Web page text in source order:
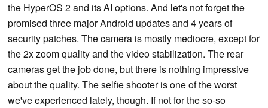
the HyperOS 2 and its AI options. And let's not forget the
promised three major Android updates and 4 years of
security patches. The camera is mostly mediocre, except for
the 2x zoom quality and the video stabilization. The rear
cameras get the job done, but there is nothing impressive
about the quality. The selfie shooter is one of the worst
we've experienced lately, though. If not for the so-so